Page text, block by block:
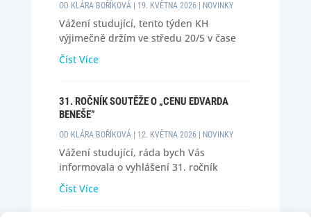
pracovníci/pracovnice ve veřejné správě
2....
OD KLÁRA BOŘÍKOVÁ| 19. KVĚTNA 2026| NOVINKY
Vážení studující, tento týden KH
výjimečně držím ve středu 20/5 v čase
15:45-16:45. V nadcházející týdny (od
25/5) již vždy po domluvě emailem. Proto
neváhejte kontaktovat. Děkuji. Glajchová
Číst Více
31. ROČNÍK SOUTĚŽE O „CENU EDVARDA
BENEŠE”
OD KLÁRA BOŘÍKOVÁ| 12. KVĚTNA 2026| NOVINKY
Vážení studující, ráda bych Vás
informovala o vyhlášení 31. ročník
soutěže o „Cenu Edvarda Beneše". Tato
soutěž je určena pro studenty vysokých
Číst Více